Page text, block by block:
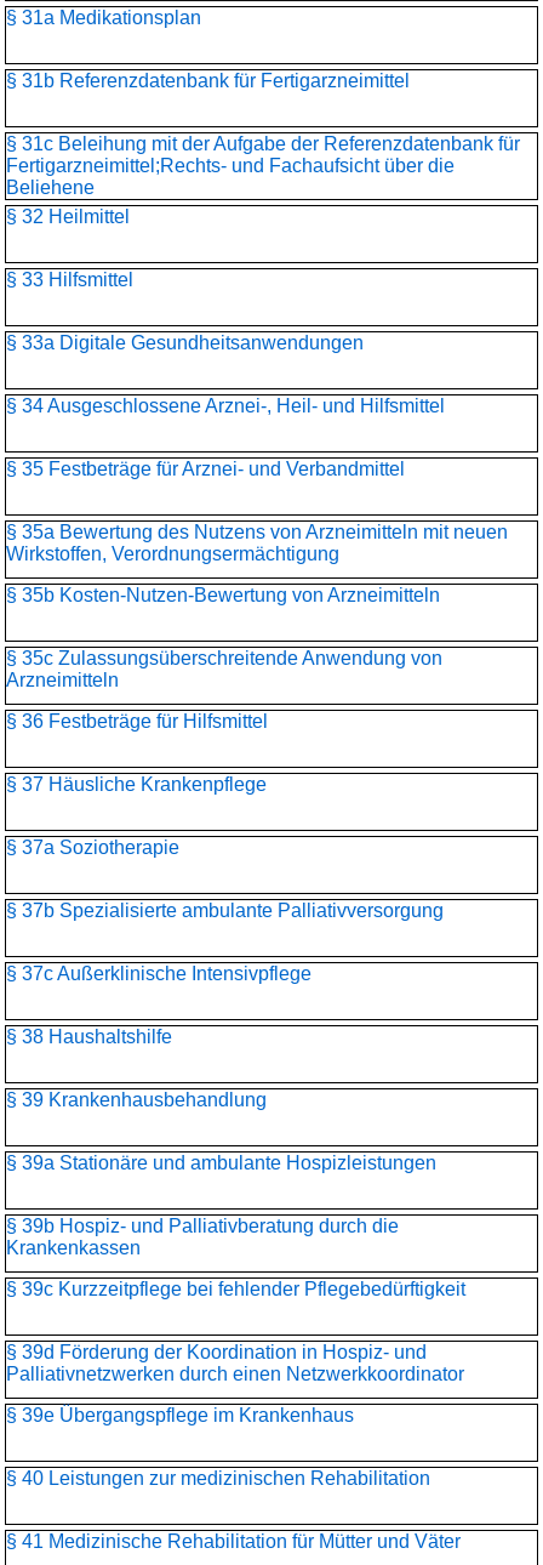
§ 31a Medikationsplan
§ 31b Referenzdatenbank für Fertigarzneimittel
§ 31c Beleihung mit der Aufgabe der Referenzdatenbank für
Fertigarzneimittel;Rechts- und Fachaufsicht über die
Beliehene
§ 32 Heilmittel
§ 33 Hilfsmittel
§ 33a Digitale Gesundheitsanwendungen
§ 34 Ausgeschlossene Arznei-, Heil- und Hilfsmittel
§ 35 Festbeträge für Arznei- und Verbandmittel
§ 35a Bewertung des Nutzens von Arzneimitteln mit neuen
Wirkstoffen, Verordnungsermächtigung
§ 35b Kosten-Nutzen-Bewertung von Arzneimitteln
§ 35c Zulassungsüberschreitende Anwendung von
Arzneimitteln
§ 36 Festbeträge für Hilfsmittel
§ 37 Häusliche Krankenpflege
§ 37a Soziotherapie
§ 37b Spezialisierte ambulante Palliativversorgung
§ 37c Außerklinische Intensivpflege
§ 38 Haushaltshilfe
§ 39 Krankenhausbehandlung
§ 39a Stationäre und ambulante Hospizleistungen
§ 39b Hospiz- und Palliativberatung durch die
Krankenkassen
§ 39c Kurzzeitpflege bei fehlender Pflegebedürftigkeit
§ 39d Förderung der Koordination in Hospiz- und
Palliativnetzwerken durch einen Netzwerkkoordinator
§ 39e Übergangspflege im Krankenhaus
§ 40 Leistungen zur medizinischen Rehabilitation
§ 41 Medizinische Rehabilitation für Mütter und Väter